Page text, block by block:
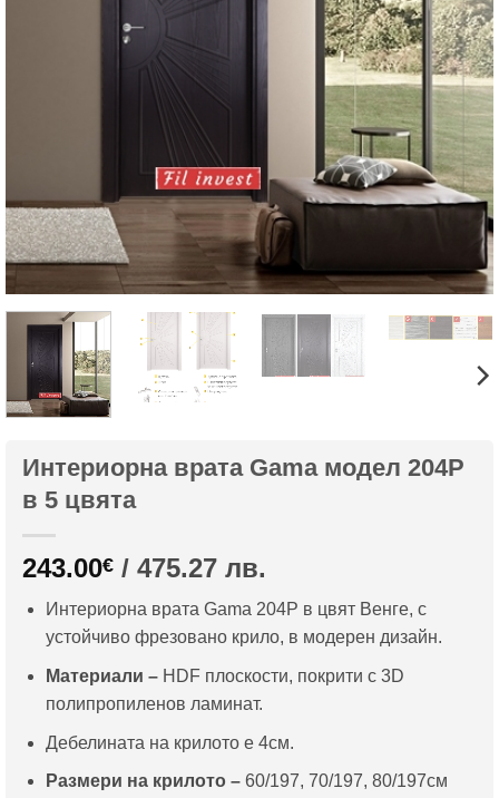
Интериорна врата Gama модел 204P
в 5 цвята
243.00€ / 475.27 лв.
Интериорна врата Gama 204P в цвят Венге, с
устойчиво фрезовано крило, в модерен дизайн.
Материали –HDF плоскости, покрити с 3D
полипропиленов ламинат.
Дебелината на крилото е 4см.
Размери на крилото –60/197, 70/197, 80/197см